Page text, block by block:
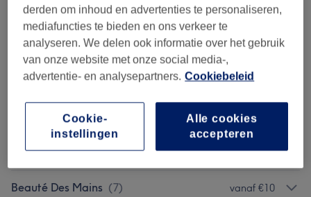
Massages Ciblés (1 ) €35
Soins Du Corps (2 )
vanaf €60
Épilation À La Cire - Femme vanaf €10
Homme - Épilation À La Cire (5) vanaf €15
Beauté Des Mains (7) vanaf €10
derden om inhoud en advertenties te personaliseren,
mediafuncties te bieden en ons verkeer te
analyseren. We delen ook informatie over het gebruik
van onze website met onze social media-,
advertentie- en analysepartners. Cookiebeleid
Alle cookies
accepteren
Cookie-
instellingen